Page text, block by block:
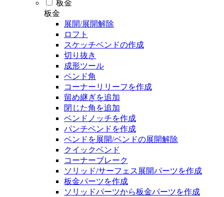
板金
板金
展開/展開解除
ロフト
スケッチベンドの作成
切り抜き
成形ツール
ベンド角
コーナーリリーフを作成
留め継ぎを追加
閉じた角を追加
ベンドノッチを作成
パンチベンドを作成
ベンドを展開/ベンドの展開解除
クイックベンド
コーナーブレーク
ソリッド/サーフェス展開パーツを作成
板金パーツを作成
ソリッドパーツから板金パーツを作成